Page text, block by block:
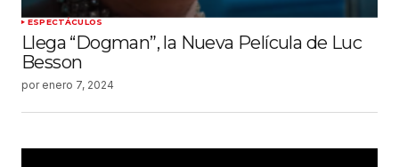
ESPECTÁCULOS
Llega “Dogman”, la Nueva Película de Luc
Besson
por enero 7, 2024